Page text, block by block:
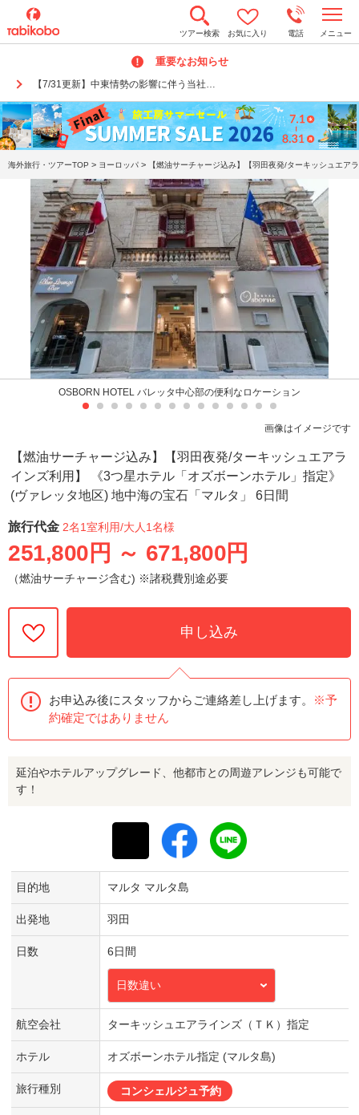
ツアー検索 お気に入り 電話 メニュー
重要なお知らせ
【7/31更新】中東情勢の影響に伴う当社…
o
n
a
v
i
g
t
海外旅行・ツアーTOP > ヨーロッパ > 【燃油サーチャージ込み】【羽田夜発/ターキッシュエ
OSBORN HOTEL バレッタ中心部の便利なロケーション
画像はイメージです
【燃油サーチャージ込み】【羽田夜発/ターキッシュエアラ
インズ利用】 《3つ星ホテル「オズボーンホテル」指定》
(ヴァレッタ地区) 地中海の宝石「マルタ」 6日間
旅行代金 2名1室利用/大人1名様
251,800円 ～ 671,800円
（燃油サーチャージ含む) ※諸税費別途必要
申し込み
お申込み後にスタッフからご連絡差し上げます。
※予
約確定ではありません
延泊やホテルアップグレード、他都市との周遊アレンジも可能で
す！
目的地 マルタ マルタ島
出発地 羽田
日数 6日間
日数違い
航空会社 ターキッシュエアラインズ（ＴＫ）指定
ホテル オズボーンホテル指定 (マルタ島)
旅行種別 コンシェルジュ予約